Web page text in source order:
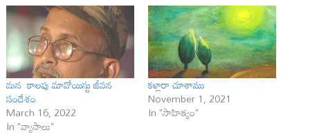
మ‌న‌ కాలపు మావోయిస్టు జీవన
సందేశం
March 16, 2022
In "వ్యాసాలు"
క‌ళ్లారా చూశాము
November 1, 2021
In "సాహిత్యం"